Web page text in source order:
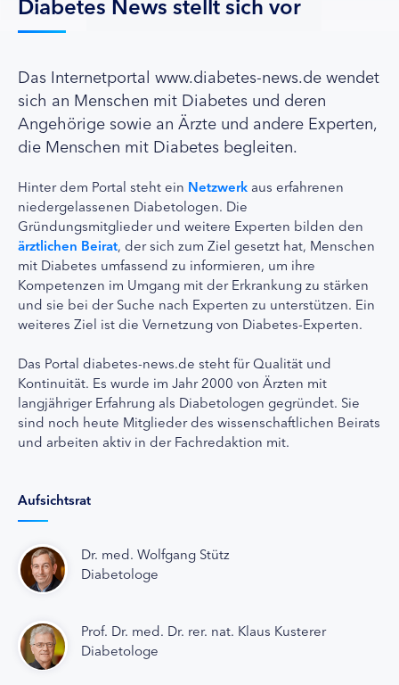
Das Internetportal www.diabetes-news.de wendet
sich an Menschen mit Diabetes und deren
Angehörige sowie an Ärzte und andere Experten,
die Menschen mit Diabetes begleiten.
Hinter dem Portal steht ein Netzwerk aus erfahrenen
niedergelassenen Diabetologen. Die
Gründungsmitglieder und weitere Experten bilden den
ärztlichen Beirat, der sich zum Ziel gesetzt hat, Menschen
mit Diabetes umfassend zu informieren, um ihre
Kompetenzen im Umgang mit der Erkrankung zu stärken
und sie bei der Suche nach Experten zu unterstützen. Ein
weiteres Ziel ist die Vernetzung von Diabetes-Experten.
Das Portal diabetes-news.de steht für Qualität und
Kontinuität. Es wurde im Jahr 2000 von Ärzten mit
langjähriger Erfahrung als Diabetologen gegründet. Sie
sind noch heute Mitglieder des wissenschaftlichen Beirats
und arbeiten aktiv in der Fachredaktion mit.
Aufsichtsrat
Dr. med. Wolfgang Stütz
Diabetologe
Prof. Dr. med. Dr. rer. nat. Klaus Kusterer
Diabetologe